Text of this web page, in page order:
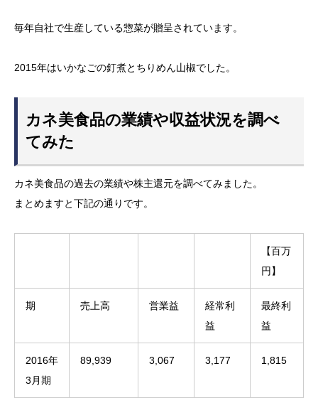
毎年自社で生産している惣菜が贈呈されています。
2015年はいかなごの釘煮とちりめん山椒でした。
カネ美食品の業績や収益状況を調べ
てみた
カネ美食品の過去の業績や株主還元を調べてみました。
まとめますと下記の通りです。
【百万
円】
期 売上高 営業益
経常利
益
最終利
益
2016年
3月期
89,939 3,067 3,177 1,815